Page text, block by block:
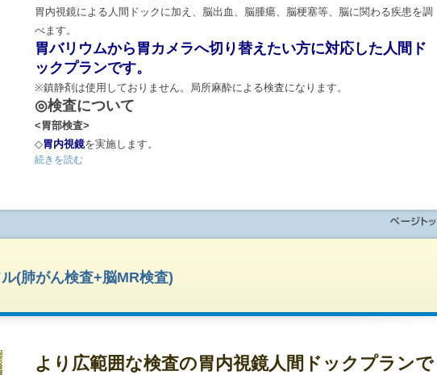
下さい。
◇予約後、3営業日が経過しても医療機関から連絡がない場合、医療機関までまでお電
話ください。
胃内視鏡による人間ドックに加え、脳出血、脳腫瘍、脳梗塞等、脳に関わる疾患を調
べます。
胃バリウムから胃カメラへ切り替えたい方に対応した人間ド
ックプランです。
※鎮静剤は使用しておりません。局所麻酔による検査になります。
◎検査について
<胃部検査>
◇胃内視鏡を実施します。
◇日帰り人間ドック(胃内視鏡)に脳MR検査(頭部MRI・頭部MRA)が含まれます。
◇婦人科検診や腫瘍マーカーなどのオプションも幅広く取り揃えております。
◇検査はおおよそ3時間程度で終了いたします。
◇検査結果は約2週間程でご郵送いたします。
続きを読む
(肺がん検査+脳MR検査)
より広範囲な検査の胃内視鏡人間ドックプランで